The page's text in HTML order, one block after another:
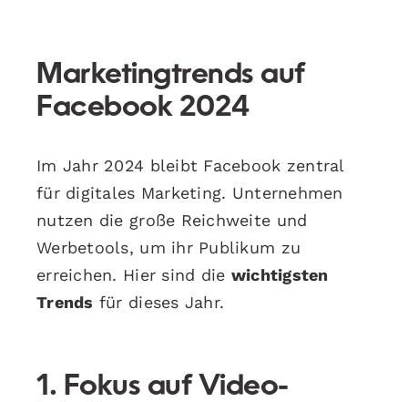
Marketingtrends auf
Facebook 2024
Im Jahr 2024 bleibt Facebook zentral
für digitales Marketing. Unternehmen
nutzen die große Reichweite und
Werbetools, um ihr Publikum zu
erreichen. Hier sind die wichtigsten
Trends für dieses Jahr.
1. Fokus auf Video-